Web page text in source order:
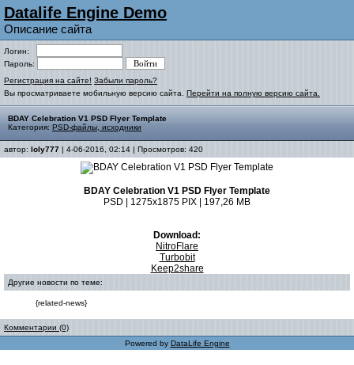
Datalife Engine Demo
Описание сайта
Логин:
Пароль:
Регистрация на сайте! Забыли пароль?
Вы просматриваете мобильную версию сайта. Перейти на полную версию сайта.
BDAY Celebration V1 PSD Flyer Template
Категория: PSD-файлы, исходники
автор: loly777 | 4-06-2016, 02:14 | Просмотров: 420
BDAY Celebration V1 PSD Flyer Template
PSD | 1275x1875 PIX | 197,26 MB
Download:
NitroFlare
Turbobit
Keep2share
Другие новости по теме:
{related-news}
Комментарии (0)
Powered by DataLife Engine